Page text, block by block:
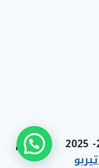
كهربائي منازل الكويت © 2020- 2025 تصميم